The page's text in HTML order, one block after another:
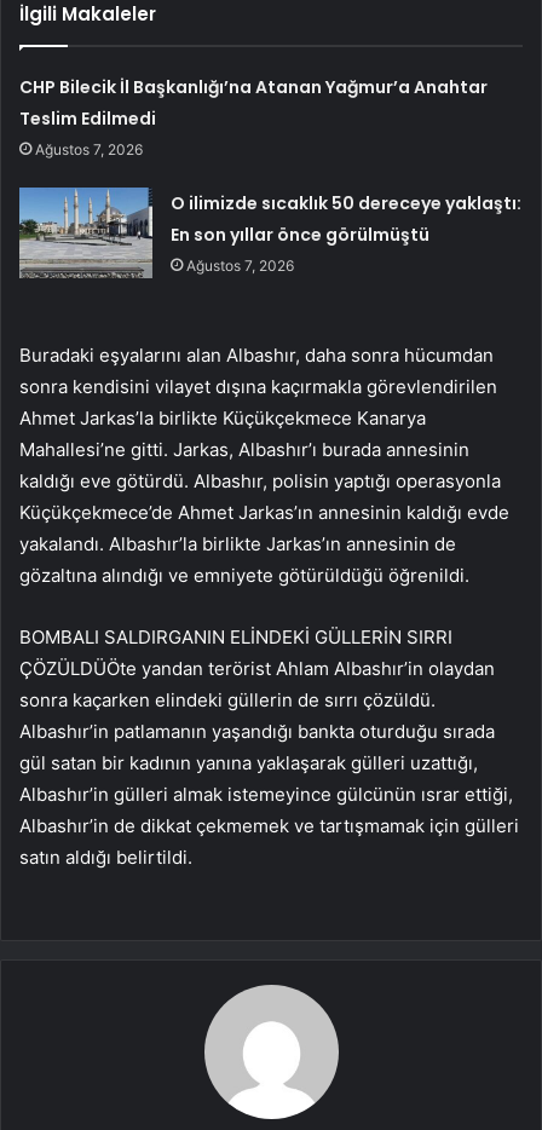
İlgili Makaleler
CHP Bilecik İl Başkanlığı’na Atanan Yağmur’a Anahtar
Teslim Edilmedi
Ağustos 7, 2026
O ilimizde sıcaklık 50 dereceye yaklaştı:
En son yıllar önce görülmüştü
Ağustos 7, 2026
Buradaki eşyalarını alan Albashır, daha sonra hücumdan
sonra kendisini vilayet dışına kaçırmakla görevlendirilen
Ahmet Jarkas’la birlikte Küçükçekmece Kanarya
Mahallesi’ne gitti. Jarkas, Albashır’ı burada annesinin
kaldığı eve götürdü. Albashır, polisin yaptığı operasyonla
Küçükçekmece’de Ahmet Jarkas’ın annesinin kaldığı evde
yakalandı. Albashır’la birlikte Jarkas’ın annesinin de
gözaltına alındığı ve emniyete götürüldüğü öğrenildi.
BOMBALI SALDIRGANIN ELİNDEKİ GÜLLERİN SIRRI
ÇÖZÜLDÜÖte yandan terörist Ahlam Albashır’in olaydan
sonra kaçarken elindeki güllerin de sırrı çözüldü.
Albashır’in patlamanın yaşandığı bankta oturduğu sırada
gül satan bir kadının yanına yaklaşarak gülleri uzattığı,
Albashır’in gülleri almak istemeyince gülcünün ısrar ettiği,
Albashır’in de dikkat çekmemek ve tartışmamak için gülleri
satın aldığı belirtildi.